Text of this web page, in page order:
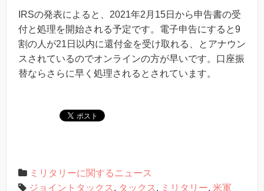
IRSの発表によると、2021年2月15日から申告書の受
付と処理を開始される予定です。電子申告にすると9
割の人が21日以内に還付金を受け取れる、とアナウン
スされているのでオンラインの方が早いです。口座振
替ならさらに早く処理されるとされています。
ミリタリーに関するニュース
ジョイントタックス , タックス , ミリタリー, 米軍